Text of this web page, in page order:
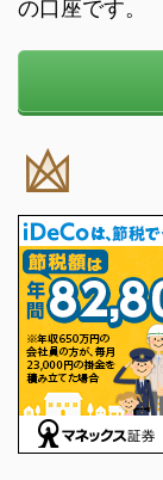
の口座です。